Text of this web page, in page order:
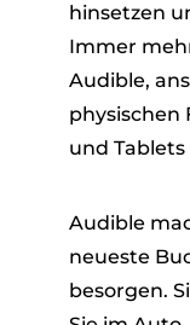
hinsetzen
Immer
Audible,
physischen
und
Audible
neueste
besorgen.